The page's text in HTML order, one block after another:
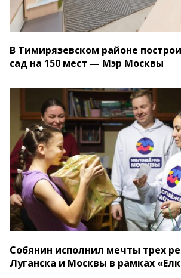
В Тимирязевском районе
сад на 150 мест — Мэр Москвы
Собянин исполнил мечты трех
Луганска и Москвы в рамках